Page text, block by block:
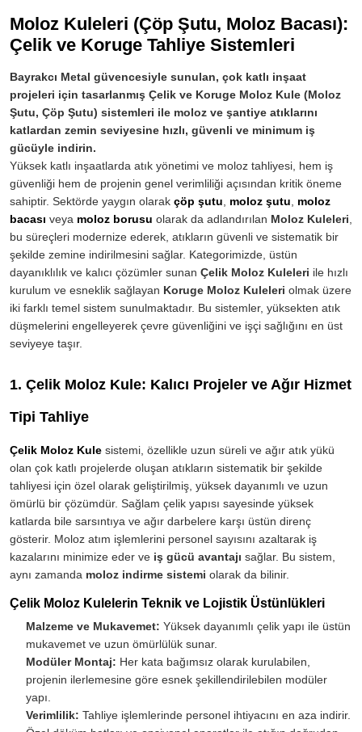
Moloz Kuleleri (Çöp Şutu, Moloz Bacası):
Çelik ve Koruge Tahliye Sistemleri
Bayrakcı Metal güvencesiyle sunulan, çok katlı inşaat
projeleri için tasarlanmış Çelik ve Koruge Moloz Kule (Moloz
Şutu, Çöp Şutu) sistemleri ile moloz ve şantiye atıklarını
katlardan zemin seviyesine hızlı, güvenli ve minimum iş
gücüyle indirin.
Yüksek katlı inşaatlarda atık yönetimi ve moloz tahliyesi, hem iş
güvenliği hem de projenin genel verimliliği açısından kritik öneme
sahiptir. Sektörde yaygın olarak çöp şutu moloz şutu
moloz
bacası veya moloz borusu olarak da adlandırılan Moloz Kuleleri
bu süreçleri modernize ederek, atıkların güvenli ve sistematik bir
şekilde zemine indirilmesini sağlar. Kategorimizde, üstün
dayanıklılık ve kalıcı çözümler sunan Çelik Moloz Kuleleri ile hızlı
kurulum ve esneklik sağlayan Koruge Moloz Kuleleri olmak üzere
iki farklı temel sistem sunulmaktadır. Bu sistemler, yüksekten atık
düşmelerini engelleyerek çevre güvenliğini ve işçi sağlığını en üst
seviyeye taşır.
1. Çelik Moloz Kule: Kalıcı Projeler ve Ağır Hizmet
Tipi Tahliye
Çelik Moloz Kule sistemi, özellikle uzun süreli ve ağır atık yükü
olan çok katlı projelerde oluşan atıkların sistematik bir şekilde
tahliyesi için özel olarak geliştirilmiş, yüksek dayanımlı ve uzun
ömürlü bir çözümdür. Sağlam çelik yapısı sayesinde yüksek
katlarda bile sarsıntıya ve ağır darbelere karşı üstün direnç
gösterir. Moloz atım işlemlerini personel sayısını azaltarak iş
kazalarını minimize eder ve iş gücü avantajı sağlar. Bu sistem,
aynı zamanda moloz indirme sistemi olarak da bilinir.
Çelik Moloz Kulelerin Teknik ve Lojistik Üstünlükleri
Malzeme ve Mukavemet: Yüksek dayanımlı çelik yapı ile üstün
mukavemet ve uzun ömürlülük sunar.
Modüler Montaj: Her kata bağımsız olarak kurulabilen,
projenin ilerlemesine göre esnek şekillendirilebilen modüler
yapı.
Verimlilik: Tahliye işlemlerinde personel ihtiyacını en aza indirir.